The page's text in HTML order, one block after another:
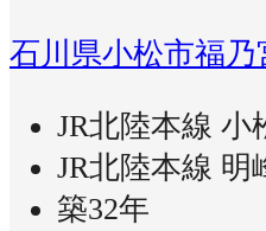
石川県小松市福乃
JR北陸本線 小
JR北陸本線 明
築32年